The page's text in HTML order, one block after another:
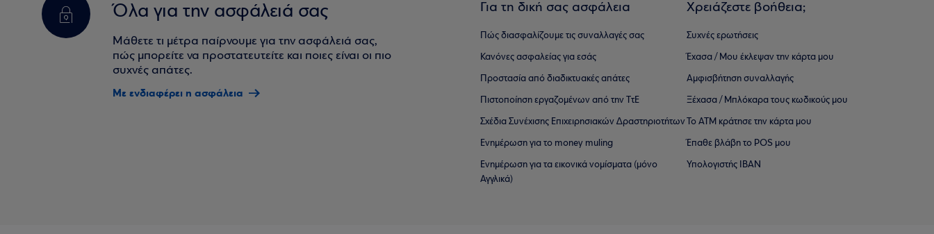
Όλα για την ασφάλειά σας
Μάθετε τι μέτρα παίρνουμε για την ασφάλειά σας,
πώς μπορείτε να προστατευτείτε και ποιες είναι οι πιο
συχνές απάτες.
Με ενδιαφέρει η ασφάλεια
Για τη δική σας ασφάλεια
Πώς διασφαλίζουμε τις συναλλαγές σας
Κανόνες ασφαλείας για εσάς
Προστασία από διαδικτυακές απάτες
Πιστοποίηση εργαζομένων από την ΤτΕ
Σχέδια Συνέχισης Επιχειρησιακών ∆ραστηριοτήτων
Ενημέρωση για το money muling
Ενημέρωση για τα εικονικά νομίσματα (μόνο
Αγγλικά)
Χρειάζεστε βοήθεια;
Συχνές ερωτήσεις
Έχασα / Μου έκλεψαν την κάρτα μου
Αμφισβήτηση συναλλαγής
Ξέχασα / Μπλόκαρα τους κωδικούς μου
Το ΑΤΜ κράτησε την κάρτα μου
Έπαθε βλάβη το POS μου
Υπολογιστής IBAN